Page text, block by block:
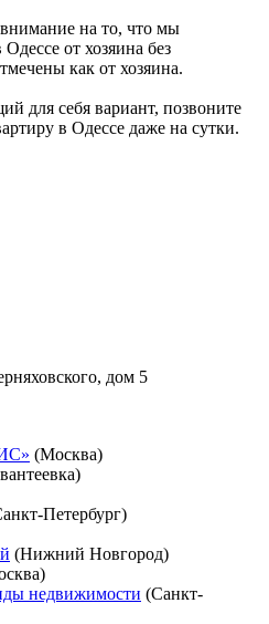
на то, что мы
от хозяина без
как от хозяина.
для себя вариант, позвоните
в Одессе даже на сутки.
дом 5
(Москва)
Петербург)
(Нижний Новгород)
недвижимости (Санкт-